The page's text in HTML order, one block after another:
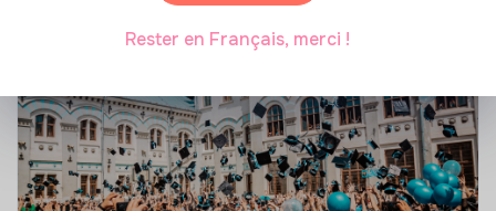
Rester en Français, merci !